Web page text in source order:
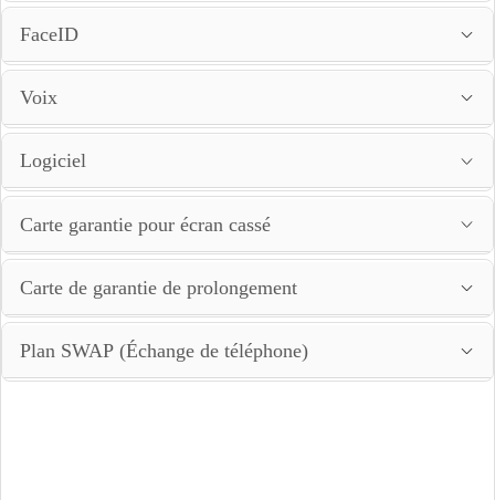
FaceID
Voix
Logiciel
Carte garantie pour écran cassé
Carte de garantie de prolongement
Plan SWAP (Échange de téléphone)